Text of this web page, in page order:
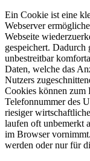
Ein Cookie ist eine
Webserver
Webseite
gespeichert. Dadurch
unbestreitbar
Daten, welche das
Nutzers
Cookies können zum
Telefonnummer des
riesiger
laufen oft unbemerkt
im Browser
werden oder nur für